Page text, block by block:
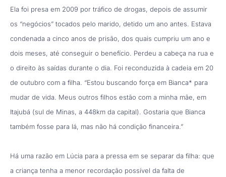
Ela foi presa em 2009 por tráfico de drogas, depois de assumir
os “negócios” tocados pelo marido, detido um ano antes. Estava
condenada a cinco anos de prisão, dos quais cumpriu um ano e
dois meses, até conseguir o benefício. Perdeu a cabeça na rua e
o direito às saídas durante o dia. Foi reconduzida à cadeia em 20
de outubro com a filha. “Estou buscando força em Bianca* para
mudar de vida. Meus outros filhos estão com a minha mãe, em
Itajubá (sul de Minas, a 448km da capital). Gostaria que Bianca
também fosse para lá, mas não há condição financeira.”
Há uma razão em Lúcia para a pressa em se separar da filha: que
a criança tenha a menor recordação possível da falta de